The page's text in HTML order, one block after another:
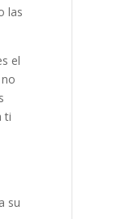
las
el
ti
su